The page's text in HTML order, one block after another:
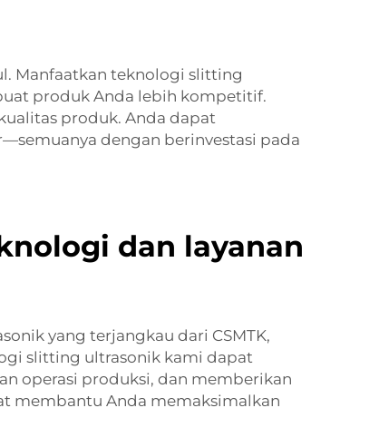
Manfaatkan teknologi slitting
produk Anda lebih kompetitif.
produk. Anda dapat
dengan berinvestasi pada
dan layanan
yang terjangkau dari CSMTK,
slitting ultrasonik kami dapat
operasi produksi, dan memberikan
membantu Anda memaksimalkan